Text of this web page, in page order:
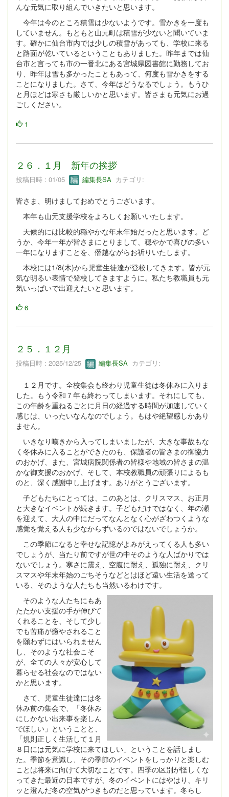
んな元気に取り組んでいきたいと思います。
今年は今のところ積雪は少ないようです。雪かきを一度も
していません。もともと山元町は積雪が少ないと聞いていま
す。確かに仙台市内では少しの積雪があっても、学校に来る
と路面が乾いているということもありました。昨年までは仙
台市と言っても市の一番北にある宮城県図書館に勤務してお
り、昨年は雪も多かったこともあって、何度も雪かきをする
ことになりました。さて、今年はどうなるでしょう。もうひ
と月ほどは寒さも厳しいかと思います。皆さまも元気にお過
ごしください。
1
２６．１月 新年の挨拶
投稿日時 : 01/05 編集長SA カテゴリ:
皆さま、明けましておめでとうございます。
本年も山元支援学校をよろしくお願いいたします。
天候的には比較的穏やかな年末年始だったと思います。ど
うか、今年一年が皆さまにとりまして、穏やかで喜びの多い
一年になりますことを、僭越ながらお祈りいたします。
本校には1/8(木)から児童生徒達が登校してきます。皆が元
気な明るい表情で登校してきますように。私たち教職員も元
気いっぱいで出迎えたいと思います。
6
２５．１２月
投稿日時 : 2025/12/25 編集長SA カテゴリ:
１２月です。全校集会も終わり児童生徒は冬休みに入りま
した。もう令和７年も終わってしまいます。それにしても、
この年齢を重ねるごとに月日の経過する時間が加速していく
感じは、いったいなんなのでしょう。もはや絶望感しかあり
ません。
いきなり嘆きから入ってしまいましたが、大きな事故もな
く冬休みに入ることができたのも、保護者の皆さまの御協力
のおかげ、また、宮城病院関係者の皆様や地域の皆さまの温
かな御支援のおかげ、そして、本校教職員の頑張りによるも
のと、深く感謝申し上げます。ありがとうございます。
子どもたちにとっては、このあとは、クリスマス、お正月
と大きなイベントが続きます。子どもだけではなく、年の瀬
を迎えて、大人の中にだってなんとなく心がざわつくような
感覚を覚える人も少なからずいるのではないでしょうか。
この季節になると幸せな記憶がよみがえってくる人も多い
でしょうが、当たり前ですが世の中そのような人ばかりでは
ないでしょう。寒さに震え、空腹に耐え、孤独に耐え、クリ
スマスや年末年始のごちそうなどとはほど遠い生活を送って
いる、そのような人たちも当然いるわけです。
そのような人たちにもあ
たたかい支援の手が伸びて
くれることを、そして少し
でも苦痛が癒やされること
を願わずにはいられません
し、そのような社会こそ
が、全ての人々が安心して
暮らせる社会なのではない
かと思います。
さて、児童生徒達には冬
休み前の集会で、「冬休み
にしかない出来事を楽しん
でほしい」ということと、
「規則正しく生活して１月
８日には元気に学校に来てほしい」ということを話しまし
た。季節を意識し、その季節のイベントをしっかりと楽しむ
ことは将来に向けて大切なことです。四季の区別が怪しくな
ってきた最近の日本ですが、冬のイベントにはやはり、キリ
ッと澄んだ冬の空気がつきものだと思っています。冬らし